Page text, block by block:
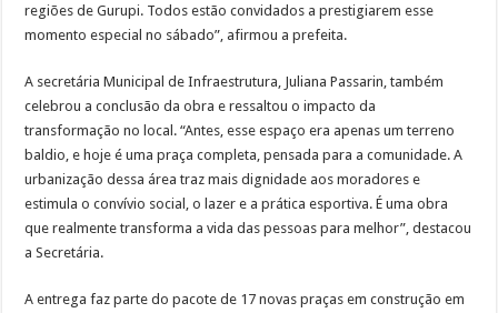
regiões de Gurupi. Todos estão convidados a prestigiarem esse
momento especial no sábado”, afirmou a prefeita.
A secretária Municipal de Infraestrutura, Juliana Passarin, também
celebrou a conclusão da obra e ressaltou o impacto da
transformação no local. “Antes, esse espaço era apenas um terreno
baldio, e hoje é uma praça completa, pensada para a comunidade. A
urbanização dessa área traz mais dignidade aos moradores e
estimula o convívio social, o lazer e a prática esportiva. É uma obra
que realmente transforma a vida das pessoas para melhor”, destacou
a Secretária.
A entrega faz parte do pacote de 17 novas praças em construção em